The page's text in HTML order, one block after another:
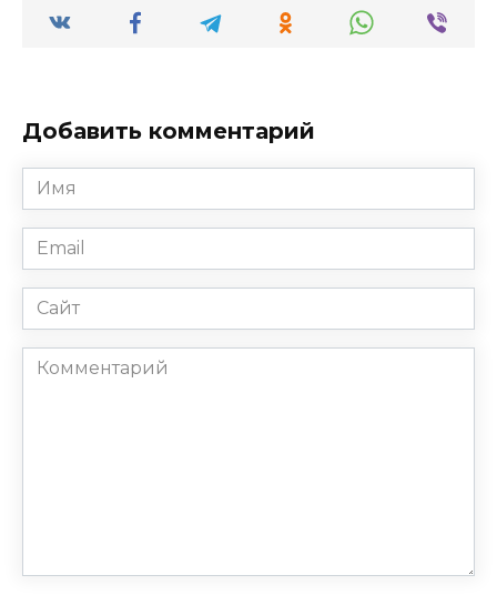
Добавить комментарий
Имя
*
Email
*
Сайт
Комментарий